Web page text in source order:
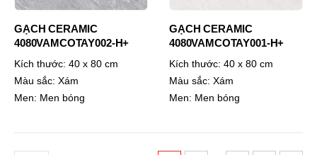
GẠCH CERAMIC
4080VAMCOTAY002-H+
Kích thước: 40 x 80 cm
Màu sắc: Xám
Men: Men bóng
GẠCH CERAMIC
4080VAMCOTAY001-H+
Kích thước: 40 x 80 cm
Màu sắc: Xám
Men: Men bóng